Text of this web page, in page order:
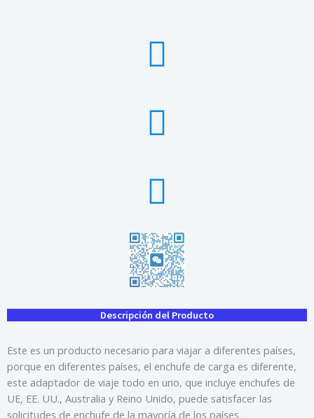
Descripción del Producto
Este es un producto necesario para viajar a diferentes países,
porque en diferentes países, el enchufe de carga es diferente,
este adaptador de viaje todo en uno, que incluye enchufes de
UE, EE. UU., Australia y Reino Unido, puede satisfacer las
solicitudes de enchufe de la mayoría de los países.